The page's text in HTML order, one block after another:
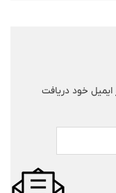
ایمیل خود دریافت